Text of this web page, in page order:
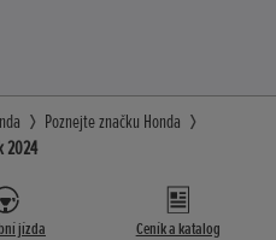
Poznejte značku Honda
2024
jízda Ceník a katalog